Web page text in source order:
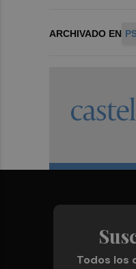
ARCHIVADO EN
Todos los